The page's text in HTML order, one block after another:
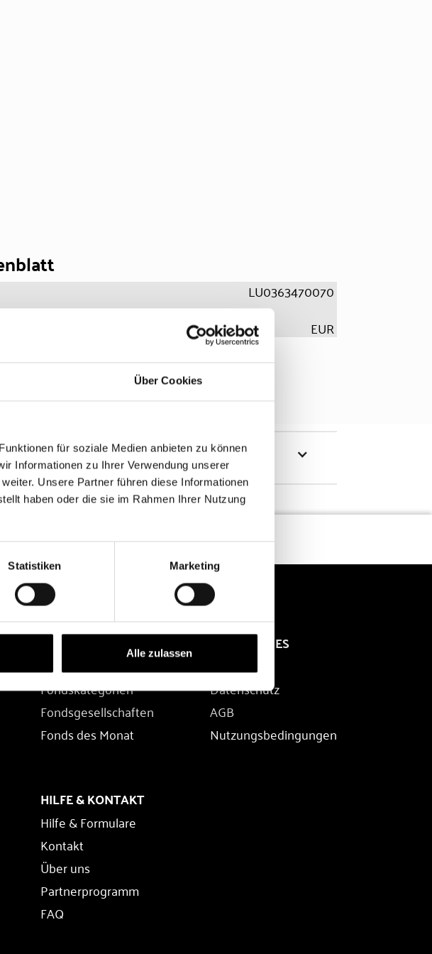
Über Cookies
für soziale Medien anbieten zu können
Informationen zu Ihrer Verwendung unserer
Unsere Partner führen diese Informationen
haben oder die sie im Rahmen Ihrer Nutzung
Statistiken Marketing
Alle zulassen
LU0363470070
EUR
& Risiken
FONDS
Fondssuche
Fondskategorien
Fondsgesellschaften
Fonds des Monat
RECHTLICHES
Impressum
Datenschutz
AGB
Nutzungsbedingungen
HILFE & KONTAKT
Hilfe & Formulare
Kontakt
Über uns
Partnerprogramm
FAQ